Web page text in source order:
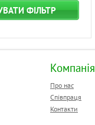
ФІЛЬТР
Компанія
Про нас
Співпраця
Контакти